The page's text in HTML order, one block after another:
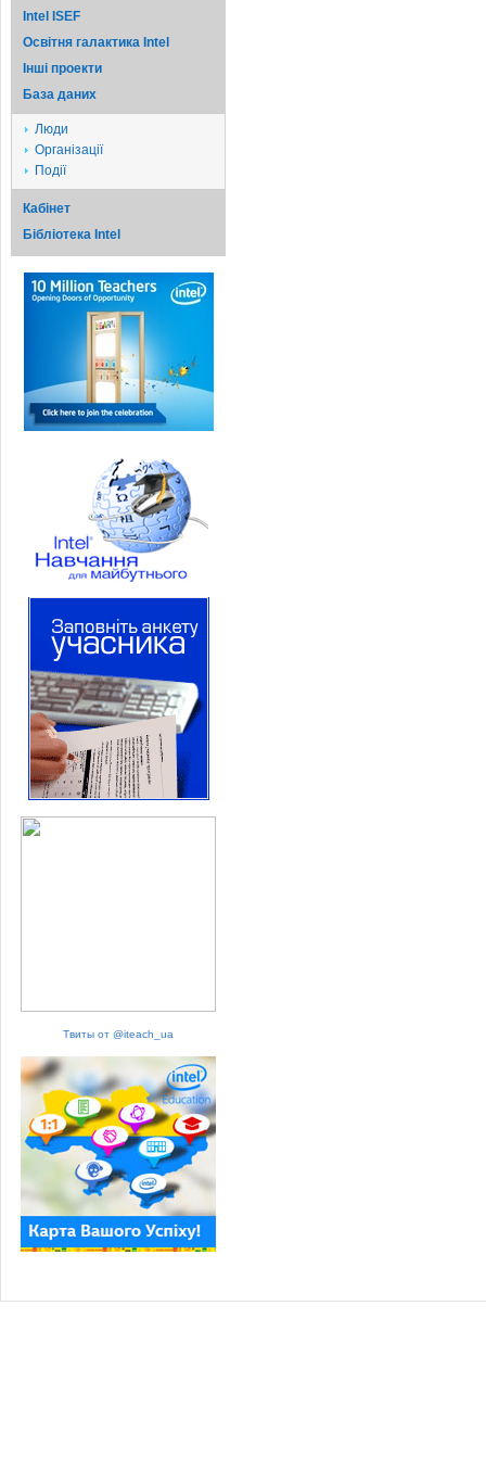
Intel ISEF
Освітня галактика Intel
Iншi проекти
База даних
Люди
Організації
Події
Кабінет
Бібліотека Intel
Твиты от @iteach_ua